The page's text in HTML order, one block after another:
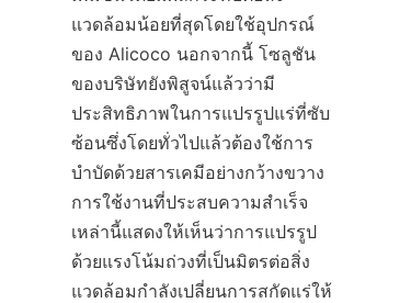
แวดล้อมน้อยที่สุดโดยใช้อุปกรณ์
ของ Alicoco นอกจากนี้ โซลูชัน
ของบริษัทยังพิสูจน์แล้วว่ามี
ประสิทธิภาพในการแปรรูปแร่ที่ซับ
ซ้อนซึ่งโดยทั่วไปแล้วต้องใช้การ
บำบัดด้วยสารเคมีอย่างกว้างขวาง
การใช้งานที่ประสบความสำเร็จ
เหล่านี้แสดงให้เห็นว่าการแปรรูป
ด้วยแรงโน้มถ่วงที่เป็นมิตรต่อสิ่ง
แวดล้อมกำลังเปลี่ยนการสกัดแร่ให้